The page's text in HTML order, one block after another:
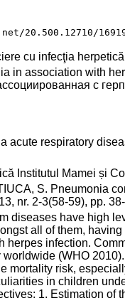
20.500.12710/
cu infecţia herpetică
in association with
с
acute respiratory
Institutul Mamei și
S. Pneumonia
nr. 2-3(58-59), pp.
diseases have high
all of them,
herpes infection.
(WHO
mortality risk,
in children
1. Estimation of